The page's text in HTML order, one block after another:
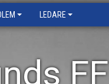
LEDARE
FF